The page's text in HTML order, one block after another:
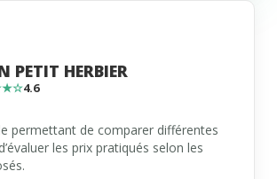
PETIT HERBIER
4.6
permettant de comparer différentes
les prix pratiqués selon les